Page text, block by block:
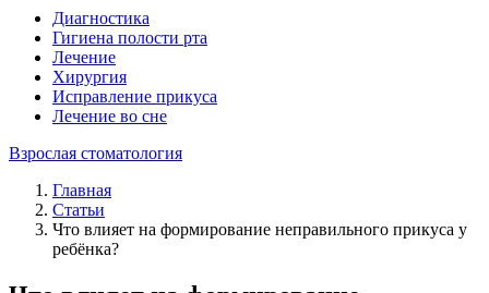
Диагностика
Гигиена полости рта
Лечение
Хирургия
Исправление прикуса
Лечение во сне
Взрослая стоматология
Главная
Статьи
Что влияет на формирование неправильного прикуса у
ребёнка?